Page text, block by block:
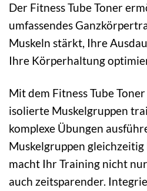
Der Fitness Tube Toner
umfassendes
Muskeln stärkt, Ihre
Ihre Körperhaltung
Mit dem Fitness Tube
isolierte Muskelgruppen
komplexe Übungen
Muskelgruppen gleichzeitig
macht Ihr Training nicht
auch zeitsparender.